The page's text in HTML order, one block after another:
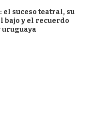
suceso teatral, su
bajo y el recuerdo
uruguaya